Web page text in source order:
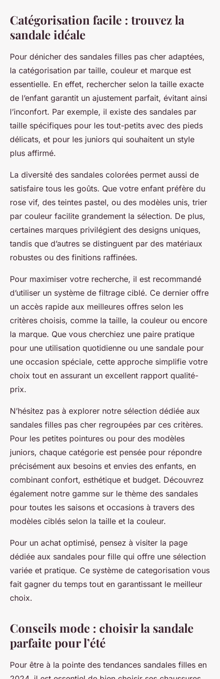
Catégorisation facile : trouvez la
sandale idéale
Pour dénicher des sandales filles pas cher adaptées,
la catégorisation par taille, couleur et marque est
essentielle. En effet, rechercher selon la taille exacte
de l’enfant garantit un ajustement parfait, évitant ainsi
l’inconfort. Par exemple, il existe des sandales par
taille spécifiques pour les tout-petits avec des pieds
délicats, et pour les juniors qui souhaitent un style
plus affirmé.
La diversité des sandales colorées permet aussi de
satisfaire tous les goûts. Que votre enfant préfère du
rose vif, des teintes pastel, ou des modèles unis, trier
par couleur facilite grandement la sélection. De plus,
certaines marques privilégient des designs uniques,
tandis que d’autres se distinguent par des matériaux
robustes ou des finitions raffinées.
Pour maximiser votre recherche, il est recommandé
d’utiliser un système de filtrage ciblé. Ce dernier offre
un accès rapide aux meilleures offres selon les
critères choisis, comme la taille, la couleur ou encore
la marque. Que vous cherchiez une paire pratique
pour une utilisation quotidienne ou une sandale pour
une occasion spéciale, cette approche simplifie votre
choix tout en assurant un excellent rapport qualité-
prix.
N’hésitez pas à explorer notre sélection dédiée aux
sandales filles pas cher regroupées par ces critères.
Pour les petites pointures ou pour des modèles
juniors, chaque catégorie est pensée pour répondre
précisément aux besoins et envies des enfants, en
combinant confort, esthétique et budget. Découvrez
également notre gamme sur le thème des sandales
pour toutes les saisons et occasions à travers des
modèles ciblés selon la taille et la couleur.
Pour un achat optimisé, pensez à visiter la page
dédiée aux sandales pour fille qui offre une sélection
variée et pratique. Ce système de categorisation vous
fait gagner du temps tout en garantissant le meilleur
choix.
Conseils mode : choisir la sandale
parfaite pour l’été
Pour être à la pointe des tendances sandales filles en